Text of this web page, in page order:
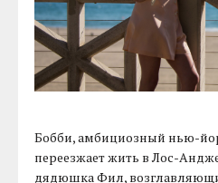
Бобби, амбициозный нью-
переезжает жить в Лос-
дядюшка Фил,